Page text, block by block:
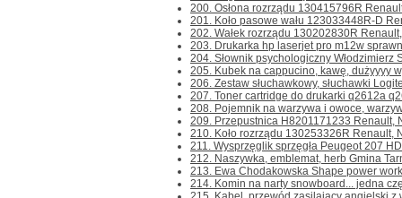
200. Osłona rozrządu 130415796R
201. Koło pasowe wału 123033448R-D
202. Wałek rozrządu 130202830R
203. Drukarka hp laserjet pro m12w
204. Słownik psychologiczny Włodzimierz
205. Kubek na cappucino, kawę, dużyyyy
206. Zestaw słuchawkowy, słuchawki
207. Toner cartridge do drukarki q2612a
208. Pojemnik na warzywa i owoce,
209. Przepustnica H8201171233 Renault,
210. Koło rozrządu 130253326R Renault,
211. Wysprzęglik sprzęgła Peugeot 207
212. Naszywka, emblemat, herb Gmina
213. Ewa Chodakowska Shape power
214. Komin na narty snowboard... jedna